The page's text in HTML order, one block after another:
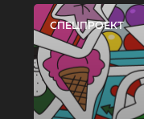
СПЕЦПРОЕКТ